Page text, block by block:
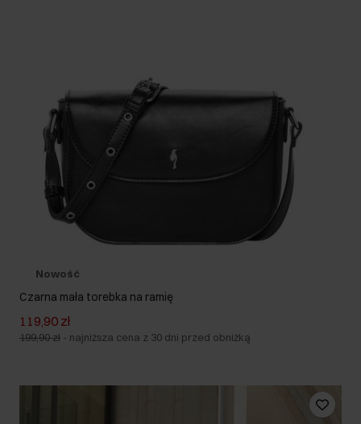
Nowość
Czarna mała torebka na ramię
119,90 zł
199,90 zł - najniższa cena z 30 dni przed obniżką